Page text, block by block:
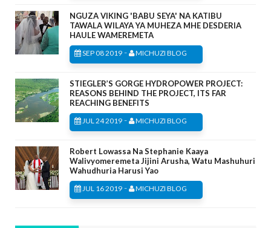
NGUZA VIKING 'BABU SEYA' NA KATIBU
TAWALA WILAYA YA MUHEZA MHE DESDERIA
HAULE WAMEREMETA
SEP 08 2019 - MICHUZI BLOG
STIEGLER’S GORGE HYDROPOWER PROJECT:
REASONS BEHIND THE PROJECT, ITS FAR
REACHING BENEFITS
JUL 24 2019 - MICHUZI BLOG
Robert Lowassa Na Stephanie Kaaya
Walivyomeremeta Jijini Arusha, Watu Mashuhuri
Wahudhuria Harusi Yao
JUL 16 2019 - MICHUZI BLOG